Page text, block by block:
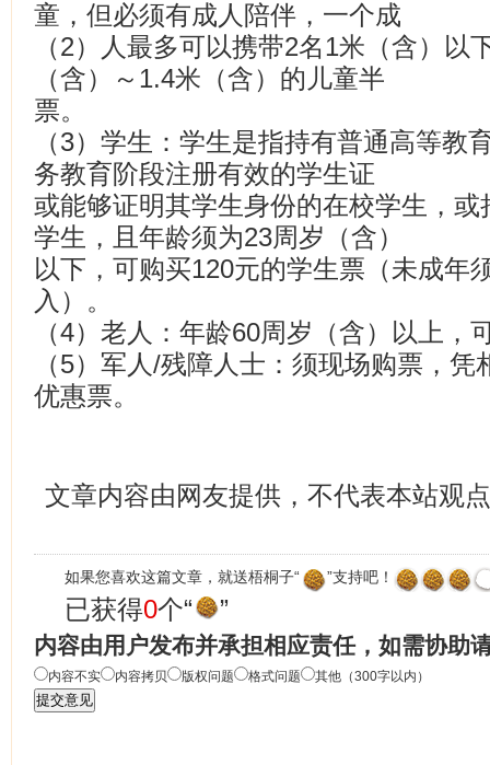
童，但必须有成人陪伴，一个成
（2）人最多可以携带2名1米（含）以
（含）～1.4米（含）的儿童半
票。
（3）学生：学生是指持有普通高等教
务教育阶段注册有效的学生证
或能够证明其学生身份的在校学生，
学生，且年龄须为23周岁（含）
以下，可购买120元的学生票（未成年
入）。
（4）老人：年龄60周岁（含）以上，
（5）军人/残障人士：须现场购票，
优惠票。
文章内容由网友提供，不代表本站观点
如果您喜欢这篇文章，就送梧桐子“ ”支持吧！
已获得0个“ ”
内容由用户发布并承担相应责任，如需协助
内容不实 内容拷贝 版权问题 格式问题 其他（300字以内）